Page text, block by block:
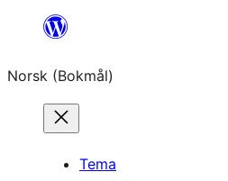
Hopp
innhold
Norsk (Bokmål)
Tema